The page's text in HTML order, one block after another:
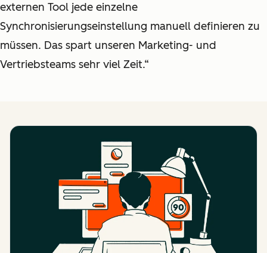
externen Tool jede einzelne
Synchronisierungseinstellung manuell definieren zu
müssen. Das spart unseren Marketing- und
Vertriebsteams sehr viel Zeit.“